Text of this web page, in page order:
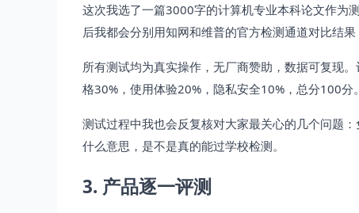
这次我选了一篇3000字的计算机专业本科论文作为
后我都会分别用知网和维普的官方检测通道对比结果
所有测试均为真实操作，无厂商赞助，数据可复现
格30%，使用体验20%，隐私安全10%，总分100分。
测试过程中我也会反复核对大家最关心的几个问题
什么意思，是不是真的能过学校检测。
3. 产品逐一评测